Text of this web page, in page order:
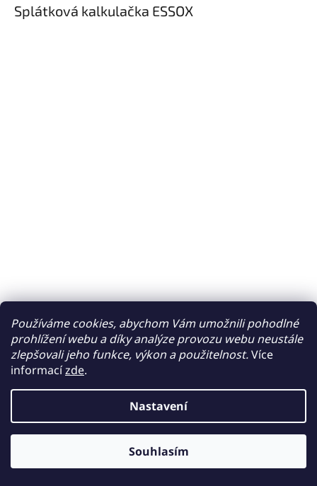
Používáme cookies, abychom Vám umožnili pohodlné
prohlížení webu a díky analýze provozu webu neustále
zlepšovali jeho funkce, výkon a použitelnost.Více
informacízde.
Nastavení
Souhlasím
Splátková kalkulačka ESSOX